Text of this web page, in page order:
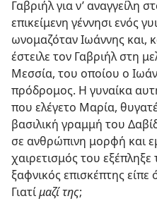
Γαβριήλ για ν’ αναγγείλη
επικείμενη γέννησι ενός
ωνομαζόταν Ιωάννης και,
έστειλε τον Γαβριήλ στη
Μεσσία, του οποίου ο
πρόδρομος. Η γυναίκα
που ελέγετο Μαρία,
βασιλική γραμμή του
σε ανθρώπινη μορφή και
χαιρετισμός του
ξαφνικός επισκέπτης είπε
Γιατίμαζί της;